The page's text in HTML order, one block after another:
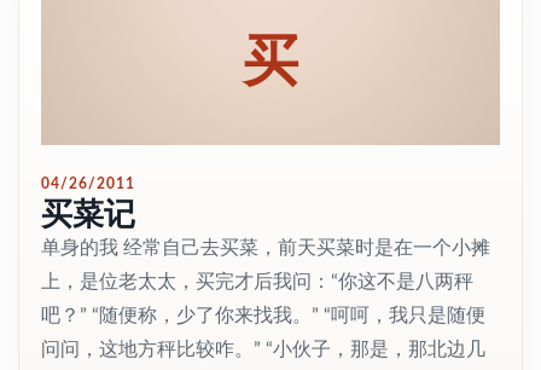
买
04/26/2011
买菜记
单身的我 经常自己去买菜，前天买菜时是在一个小摊
上，是位老太太，买完才后我问：“你这不是八两秤
吧？” “随便称，少了你来找我。” “呵呵，我只是随便
问问，这地方秤比较咋。” “小伙子，那是，那北边几